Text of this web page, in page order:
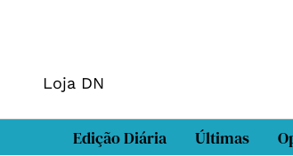
Loja DN
Edição Diária Últimas